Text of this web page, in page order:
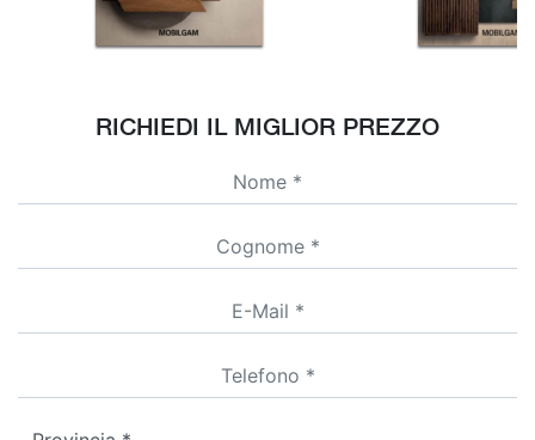
RICHIEDI IL MIGLIOR PREZZO